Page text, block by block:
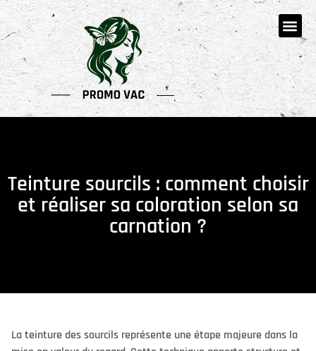
Teinture sourcils : comment choisir
et réaliser sa coloration selon sa
carnation ?
La teinture des sourcils représente une étape majeure dans la